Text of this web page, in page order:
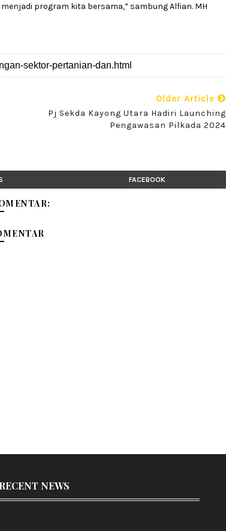
program kita bersama,” sambung Alfian. MH
Older Article
Pj Sekda Kayong Utara Hadiri Launching
Pengawasan Pilkada 2024
FACEBOOK
RECENT NEWS